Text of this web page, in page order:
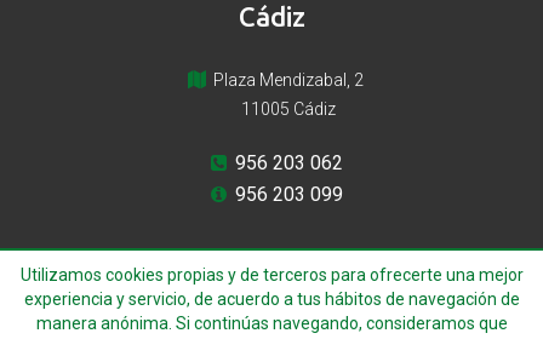
Cádiz
Plaza Mendizabal, 2
11005 Cádiz
956 203 062
956 203 099
Utilizamos cookies propias y de terceros para ofrecerte una mejor
experiencia y servicio, de acuerdo a tus hábitos de navegación de
manera anónima. Si continúas navegando, consideramos que